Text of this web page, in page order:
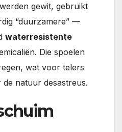
gewit, gebruikt
“duurzamere” —
waterresistente
Die spoelen
wat voor telers
natuur desastreus.